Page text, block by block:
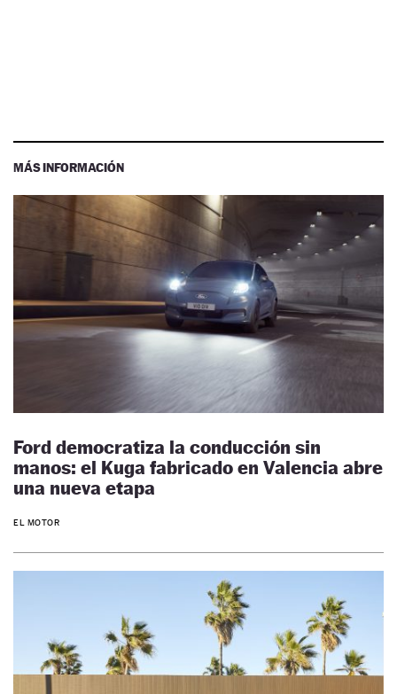
MÁS INFORMACIÓN
Ford democratiza la conducción sin
manos: el Kuga fabricado en Valencia abre
una nueva etapa
EL MOTOR